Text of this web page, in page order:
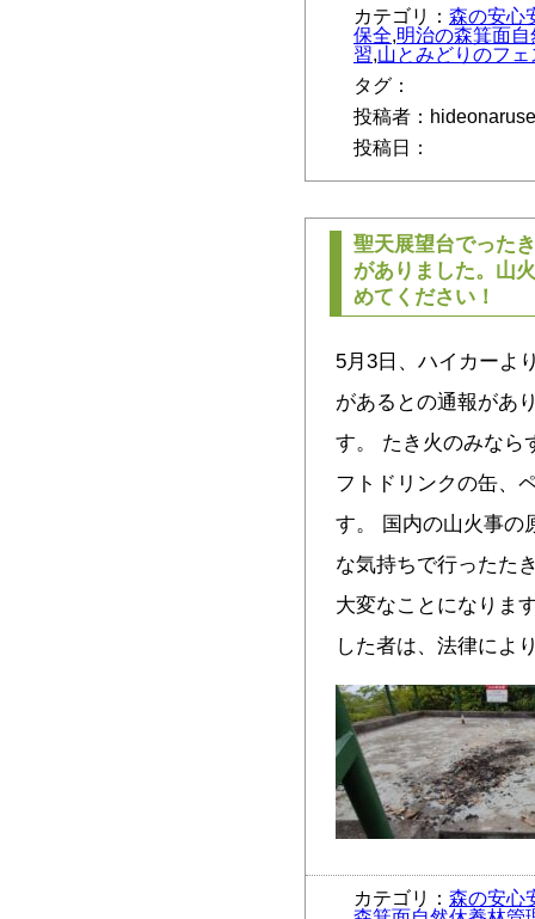
カテゴリ： 森の安心
保全,明治の森箕面
習,山とみどりのフ
タグ：
投稿者：hideonaruse
投稿日：
聖天展望台でった
がありました。山
めてください！
5月3日、ハイカーよ
があるとの通報があ
す。 たき火のみなら
フトドリンクの缶、
す。 国内の山火事の
な気持ちで行ったた
大変なことに
した者は、法律によ
カテゴリ： 森の安心